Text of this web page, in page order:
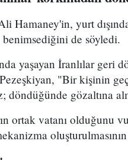
Hamaney'in, yurt
benimsediğini de söyledi.
yaşayan İranlılar geri
"Bir kişinin
döndüğünde gözaltına
ortak vatanı olduğunu